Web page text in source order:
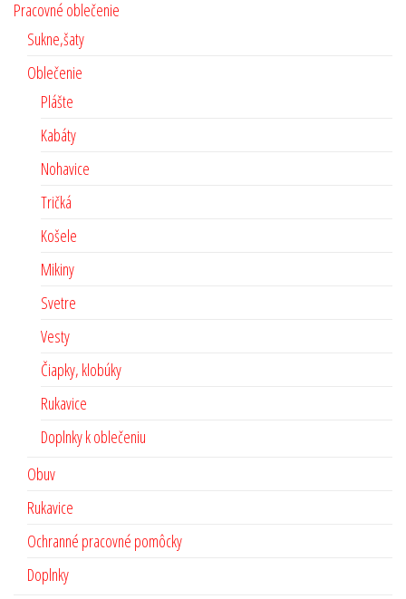
Pracovné oblečenie
Sukne,šaty
Oblečenie
Plášte
Kabáty
Nohavice
Tričká
Košele
Mikiny
Svetre
Vesty
Čiapky, klobúky
Rukavice
Doplnky k oblečeniu
Obuv
Rukavice
Ochranné pracovné pomôcky
Doplnky